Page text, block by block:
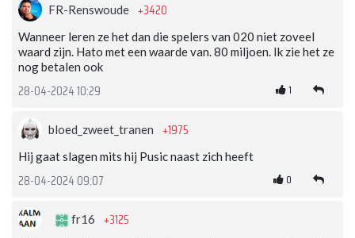
FR-Renswoude +3420
Wanneer leren ze het dan die spelers van 020 niet zoveel
waard zijn. Hato met een waarde van. 80 miljoen. Ik zie het ze
nog betalen ook
28-04-2024 10:29 1
bloed_zweet_tranen +1975
Hij gaat slagen mits hij Pusic naast zich heeft
28-04-2024 09:07 0
fr16 +3125